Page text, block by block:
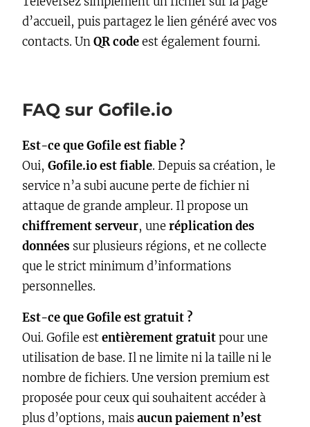
d’accueil, puis partagez le lien généré avec vos
contacts. UnQR codeest également fourni.
FAQ sur Gofile.io
Est-ce que Gofile est fiable ?
Oui, Gofile.io est fiable. Depuis sa création, le
service n’a subi aucune perte de fichier ni
attaque de grande ampleur. Il propose un
chiffrement serveur, uneréplication des
données sur plusieurs régions, et ne collecte
que le strict minimum d’informations
personnelles.
Est-ce que Gofile est gratuit ?
Oui. Gofile estentièrement gratuitpour une
utilisation de base. Il ne limite ni la taille ni le
nombre de fichiers. Une version premium est
proposée pour ceux qui souhaitent accéder à
plus d’options, maisaucun paiement n’est